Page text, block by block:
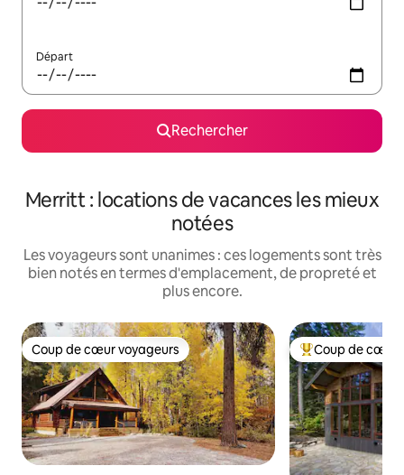
Départ
Rechercher
Merritt : locations de vacances les mieux
notées
Les voyageurs sont unanimes : ces logements sont très
bien notés en termes d'emplacement, de propreté et
plus encore.
Coup de cœur voyageurs
Coup de cœur voyageurs Coups de cœur
Coup de cœur